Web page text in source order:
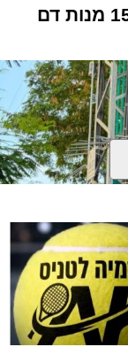
במבצע לוגיסטי מדהים נתרמו 150 מנות דם